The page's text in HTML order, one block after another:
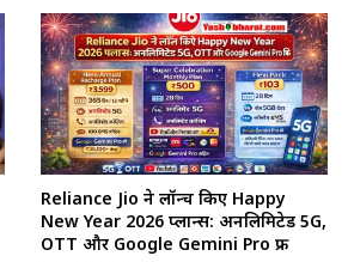
Reliance Jio ने लॉन्च किए Happy
New Year 2026 प्लान्स: अनलिमिटेड 5G,
OTT और Google Gemini Pro फ्री